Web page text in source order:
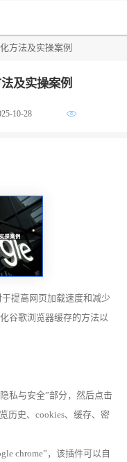
方法及实操案例
及实操案例
10-28
提高网页加载速度和减少
谷歌浏览器缓存的方法以
私与安全”部分，然后点击
历史、cookies、缓存、密
chrome”，该插件可以自